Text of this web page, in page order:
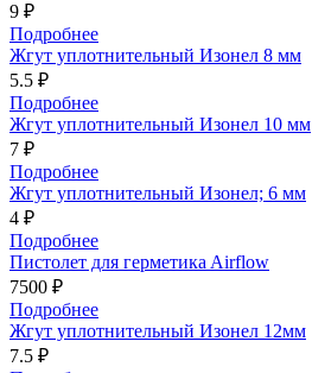
9 ₽
Подробнее
Жгут уплотнительный Изонел 8 мм
5.5 ₽
Подробнее
Жгут уплотнительный Изонел 10 мм
7 ₽
Подробнее
Жгут уплотнительный Изонел; 6 мм
4 ₽
Подробнее
Пистолет для герметикa Airflow
7500 ₽
Подробнее
Жгут уплотнительный Изонел 12мм
7.5 ₽